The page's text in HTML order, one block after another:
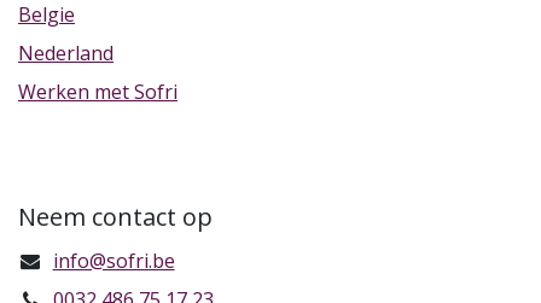
Belgie
Nederland
Werken met Sofri
Neem contact op
info@sofri.be